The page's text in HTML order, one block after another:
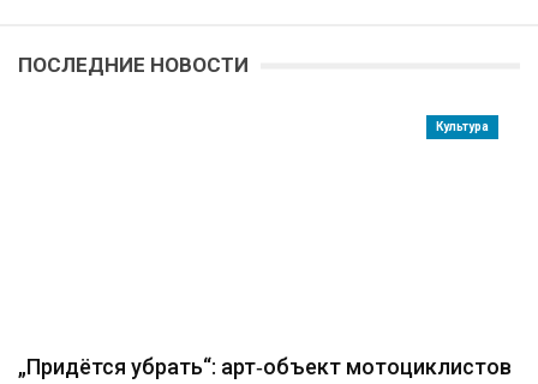
ПОСЛЕДНИЕ НОВОСТИ
Культура
„Придётся убрать“: арт‑объект мотоциклистов